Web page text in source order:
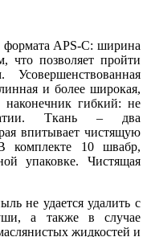
формата APS-C: ширина
что позволяет пройти
и более широкая,
гибкий: не
Ткань – два
впитывает чистящую
комплекте 10 швабр,
упаковке. Чистящая
не удается удалить с
а также в случае
жидкостей и